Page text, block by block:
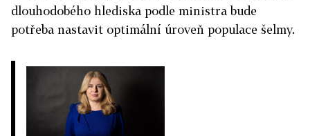
dlouhodobého hlediska podle ministra bude
potřeba nastavit optimální úroveň populace šelmy.